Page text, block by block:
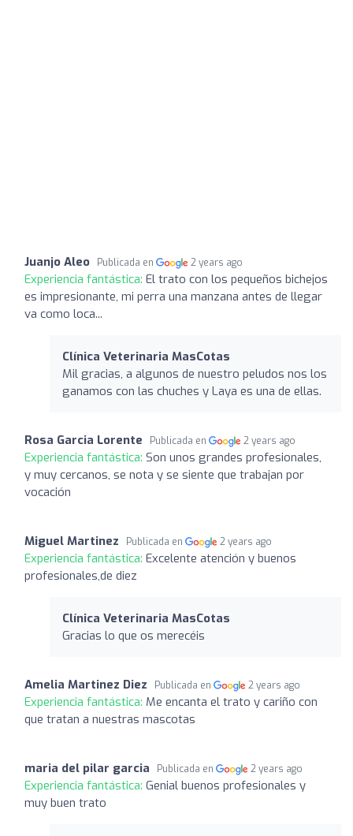
Juanjo Aleo Publicada en 2 years ago
Experiencia fantástica: El trato con los pequeños bichejos
es impresionante, mi perra una manzana antes de llegar
va como loca...
Clínica Veterinaria MasCotas
Mil gracias, a algunos de nuestro peludos nos los
ganamos con las chuches y Laya es una de ellas.
Rosa Garcia Lorente Publicada en 2 years ago
Experiencia fantástica: Son unos grandes profesionales,
y muy cercanos, se nota y se siente que trabajan por
vocación
Miguel Martinez Publicada en 2 years ago
Experiencia fantástica: Excelente atención y buenos
profesionales,de diez
Clínica Veterinaria MasCotas
Gracias lo que os merecéis
Amelia Martinez Diez Publicada en 2 years ago
Experiencia fantástica: Me encanta el trato y cariño con
que tratan a nuestras mascotas
maria del pilar garcia Publicada en 2 years ago
Experiencia fantástica: Genial buenos profesionales y
muy buen trato